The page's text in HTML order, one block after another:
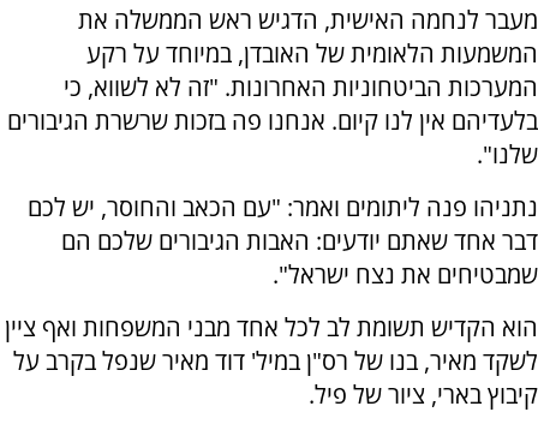
מעבר לנחמה האישית, הדגיש ראש הממשלה את
המשמעות הלאומית של האובדן, במיוחד על רקע
המערכות הביטחוניות האחרונות. "זה לא לשווא, כי
בלעדיהם אין לנו קיום. אנחנו פה בזכות שרשרת הגיבורים
שלנו".
נתניהו פנה ליתומים ואמר: "עם הכאב והחוסר, יש לכם
דבר אחד שאתם יודעים: האבות הגיבורים שלכם הם
שמבטיחים את נצח ישראל".
הוא הקדיש תשומת לב לכל אחד מבני המשפחות ואף ציין
לשקד מאיר, בנו של רס"ן במיל' דוד מאיר שנפל בקרב על
קיבוץ בארי, ציור של פיל.